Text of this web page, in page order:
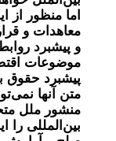
اما منظور
معاهدات و
و پیشبرد
موضوعات
پیشبرد حقوق
متن آنها
منشور ملل
بین‌المللی را